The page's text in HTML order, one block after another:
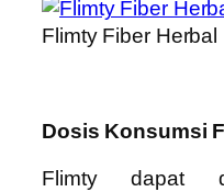
Flimty Fiber Herbal
Dosis Konsumsi
Flimty dapat